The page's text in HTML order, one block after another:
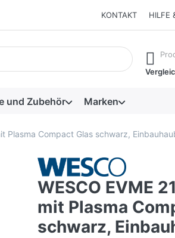
KONTAKT HILFE
erscheinen automatisch erste
und Zubehör Marken
Plasma Compact Glas schwarz,
WESCO EVME
mit Plasma
schwarz,